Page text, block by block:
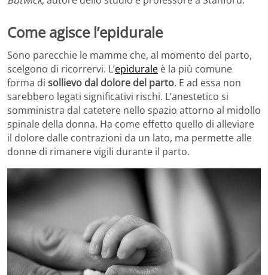
Come agisce l’epidurale
Sono parecchie le mamme che, al momento del parto,
scelgono di ricorrervi. L’epidurale è la più comune
forma di sollievo dal dolore del parto. E ad essa non
sarebbero legati significativi rischi. L’anestetico si
somministra dal catetere nello spazio attorno al midollo
spinale della donna. Ha come effetto quello di alleviare
il dolore dalle contrazioni da un lato, ma permette alle
donne di rimanere vigili durante il parto.